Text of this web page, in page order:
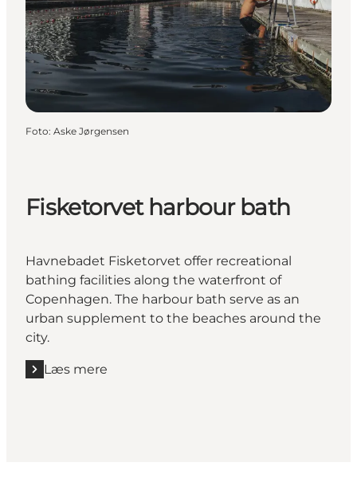
Foto: Aske Jørgensen
Fisketorvet harbour bath
Havnebadet Fisketorvet offer recreational
bathing facilities along the waterfront of
Copenhagen. The harbour bath serve as an
urban supplement to the beaches around the
city.
Læs mere
Læs mere "Fisketorvet harbour bath"